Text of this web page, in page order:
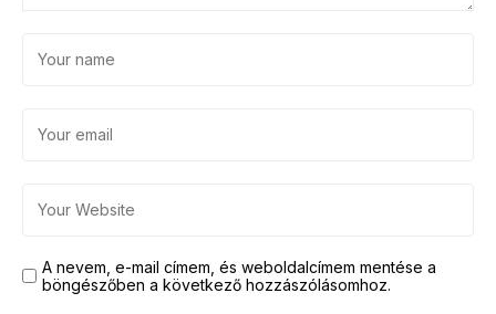
A nevem, e-mail címem, és weboldalcímem mentése a
böngészőben a következő hozzászólásomhoz.